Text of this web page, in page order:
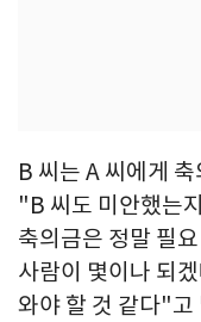
B 씨는 A 씨에게
"B 씨도 미안했는
축의금은 정말 필
사람이 몇이나 되
와야 할 것 같다"고